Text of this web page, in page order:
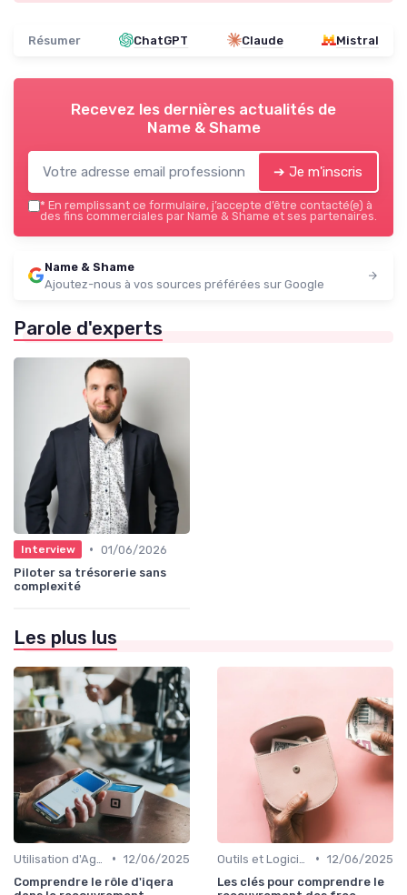
Résumer ChatGPT Claude Mistral
Recevez les dernières actualités de
Name & Shame
➔ Je m'inscris
* En remplissant ce formulaire, j’accepte d’être contacté(e) à
des fins commerciales par Name & Shame et ses partenaires.
Name & Shame
Ajoutez-nous à vos sources préférées sur Google
Parole d'experts
Interview • 01/06/2026
Piloter sa trésorerie sans
complexité
Les plus lus
• 12/06/2025
Comprendre le rôle d'iqera
• 12/06/2025
Les clés pour comprendre le